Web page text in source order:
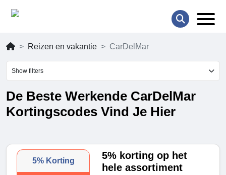
Reizen en vakantie CarDelMar
Show filters
De Beste Werkende CarDelMar
Kortingscodes Vind Je Hier
5% Korting
5% korting op het
hele assortiment